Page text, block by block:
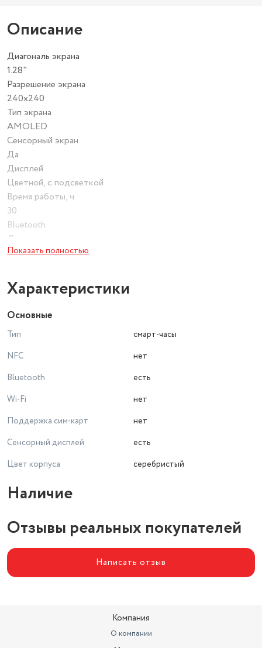
Описание
Диагональ экрана
1.28"
Разрешение экрана
240х240
Тип экрана
AMOLED
Сенсорный экран
Да
Дисплей
Цветной, с подсветкой
Время работы, ч
30
Bluetooth
Да
Измерение пульса
Измерение давления
Да
Измерение кислорода в крови SpO2
Показать полностью
Характеристики
Основные
Тип
смарт-часы
NFC
нет
Bluetooth
есть
Wi-Fi
нет
Поддержка сим-карт
нет
Сенсорный дисплей
есть
Цвет корпуса
серебристый
Наличие
Отзывы реальных покупателей
Написать отзыв
Компания
О компании